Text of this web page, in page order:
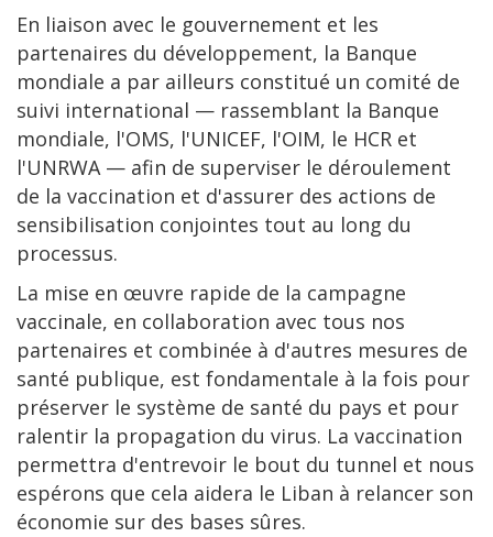
En liaison avec le gouvernement et les
partenaires du développement, la Banque
mondiale a par ailleurs constitué un comité de
suivi international — rassemblant la Banque
mondiale, l'OMS, l'UNICEF, l'OIM, le HCR et
l'UNRWA — afin de superviser le déroulement
de la vaccination et d'assurer des actions de
sensibilisation conjointes tout au long du
processus.
La mise en œuvre rapide de la campagne
vaccinale, en collaboration avec tous nos
partenaires et combinée à d'autres mesures de
santé publique, est fondamentale à la fois pour
préserver le système de santé du pays et pour
ralentir la propagation du virus. La vaccination
permettra d'entrevoir le bout du tunnel et nous
espérons que cela aidera le Liban à relancer son
économie sur des bases sûres.